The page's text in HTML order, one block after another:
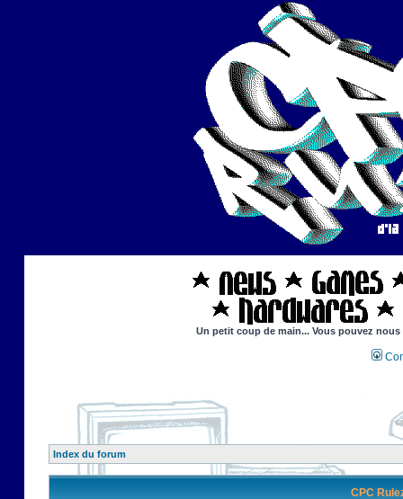
Un petit coup de main... Vous pouvez
Index du forum
CPC